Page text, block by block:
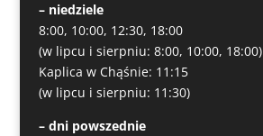
– niedziele
8:00, 10:00, 12:30, 18:00
(w lipcu i sierpniu: 8:00, 10:00, 18:00)
Kaplica w Chąśnie: 11:15
(w lipcu i sierpniu: 11:30)
– dni powszednie